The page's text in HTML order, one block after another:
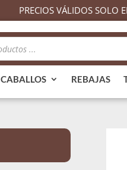
PRECIOS VÁLIDOS SOLO
CABALLOS REBAJAS